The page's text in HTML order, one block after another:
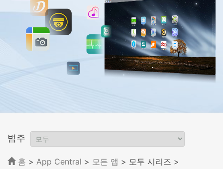
범주
홈 > App Central > 모든 앱 > 모두 시리즈 >